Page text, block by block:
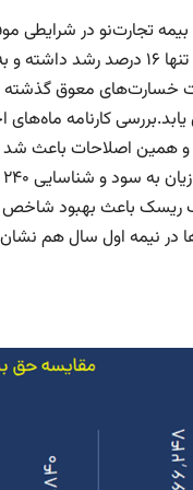
در نیمه اول سال هم